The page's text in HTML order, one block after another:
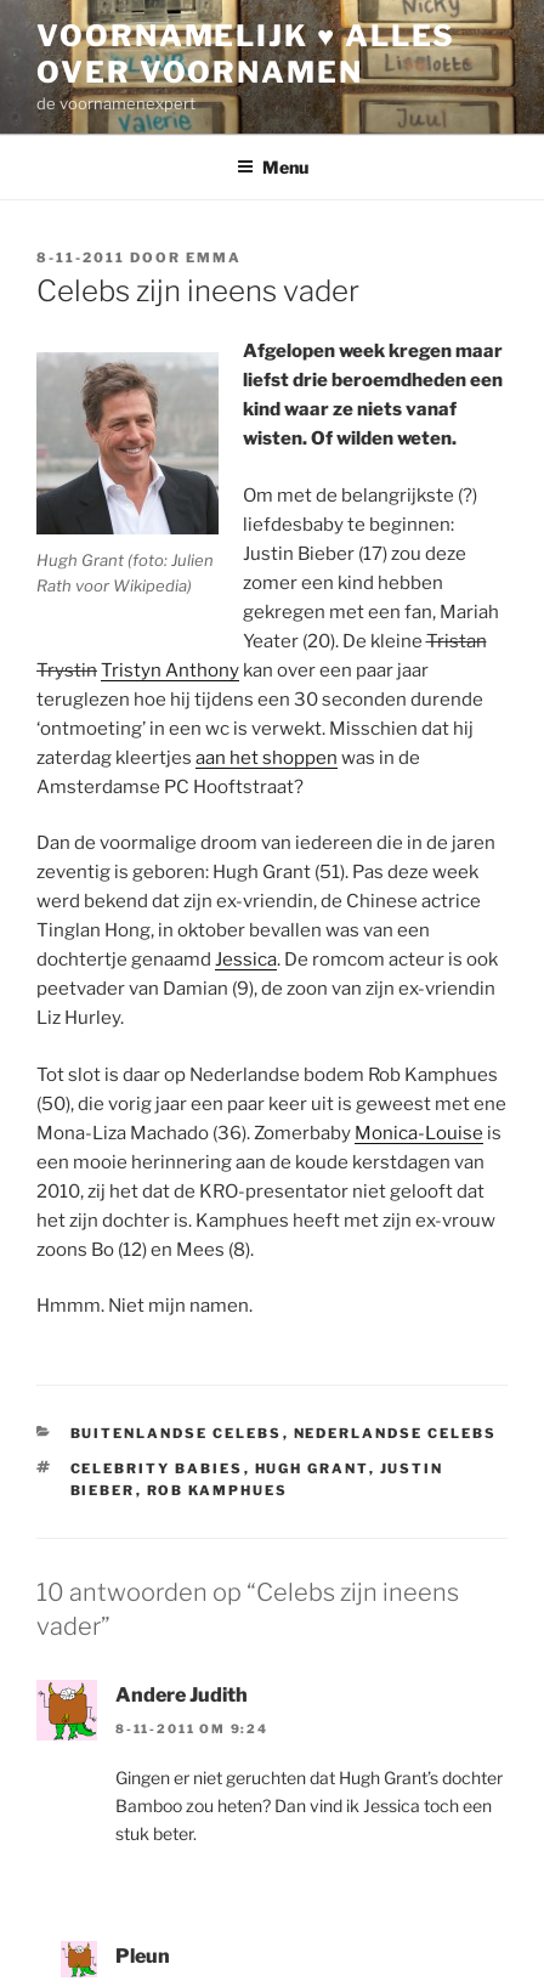
inhoud
VOORNAMELIJK ♥ ALLES
OVER VOORNAMEN
de voornamenexpert
Menu
GEPLAATST
OP
8-11-2011 DOOR EMMA
Celebs zijn ineens vader
Hugh Grant (foto: Julien
Rath voor Wikipedia)
Afgelopen week kregen maar
liefst drie beroemdheden een
kind waar ze niets vanaf
wisten. Of wilden weten.
Om met de belangrijkste (?)
liefdesbaby te beginnen:
Justin Bieber (17) zou deze
zomer een kind hebben
gekregen met een fan, Mariah
Yeater (20). De kleineTristan
TrystinTristyn Anthony kan over een paar jaar
teruglezen hoe hij tijdens een 30 seconden durende
‘ontmoeting’ in een wc is verwekt. Misschien dat hij
zaterdag kleertjes aan het shoppen was in de
Amsterdamse PC Hooftstraat?
Dan de voormalige droom van iedereen die in de jaren
zeventig is geboren: Hugh Grant (51). Pas deze week
werd bekend dat zijn ex-vriendin, de Chinese actrice
Tinglan Hong, in oktober bevallen was van een
dochtertje genaamd Jessica. De romcom acteur is ook
peetvader van Damian (9), de zoon van zijn ex-vriendin
Liz Hurley.
Tot slot is daar op Nederlandse bodem Rob Kamphues
(50), die vorig jaar een paar keer uit is geweest met ene
Mona-Liza Machado (36). Zomerbaby Monica-Louise is
een mooie herinnering aan de koude kerstdagen van
2010, zij het dat de KRO-presentator niet gelooft dat
het zijn dochter is. Kamphues heeft met zijn ex-vrouw
zoons Bo (12) en Mees (8).
Hmmm. Niet mijn namen.
CATEGORIEËN
BUITENLANDSE CELEBS , NEDERLANDSE CELEBS
TAGS
CELEBRITY BABIES , HUGH GRANT, JUSTIN
BIEBER , ROB KAMPHUES
10 antwoorden op “Celebs zijn ineens
vader”
Andere Judith
8-11-2011 OM 9:24
Gingen er niet geruchten dat Hugh Grant’s dochter
Bamboo zou heten? Dan vind ik Jessica toch een
stuk beter.
Pleun